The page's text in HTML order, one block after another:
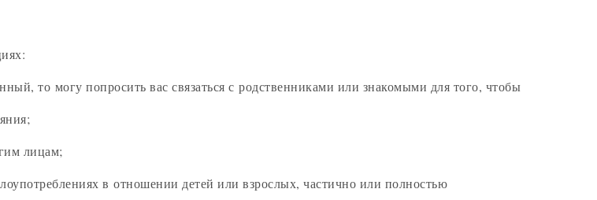
то могу попросить вас связаться с родственниками или знакомыми для того, чтобы
лицам;
в отношении детей или взрослых, частично или полностью